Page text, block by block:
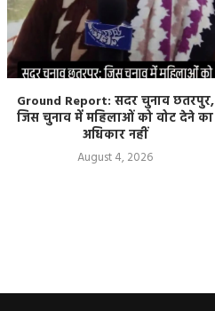
Ground Report: सदर चुनाव छतरपुर,
जिस चुनाव में महिलाओं को वोट देने का
अधिकार नहीं
August 4, 2026